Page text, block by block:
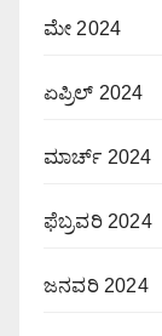
ಮೇ 2024
ಏಪ್ರಿಲ್ 2024
ಮಾರ್ಚ್ 2024
ಫೆಬ್ರವರಿ 2024
ಜನವರಿ 2024